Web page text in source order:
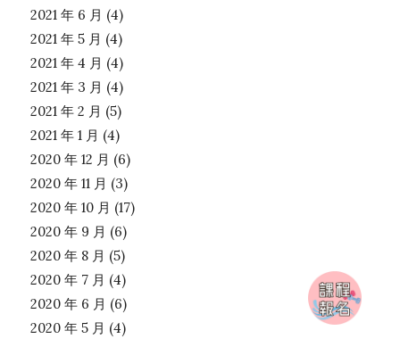
2021 年 6 月 (4)
2021 年 5 月 (4)
2021 年 4 月 (4)
2021 年 3 月 (4)
2021 年 2 月 (5)
2021 年 1 月 (4)
2020 年 12 月 (6)
2020 年 11 月 (3)
2020 年 10 月 (17)
2020 年 9 月 (6)
2020 年 8 月 (5)
2020 年 7 月 (4)
2020 年 6 月 (6)
2020 年 5 月 (4)